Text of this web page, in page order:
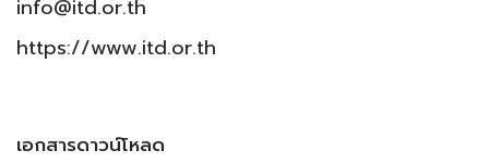
info@itd.or.th
https://www.itd.or.th
เอกสารดาวน์โหลด